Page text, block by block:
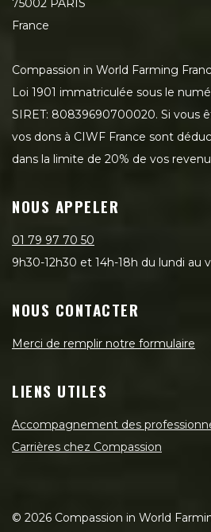
75002 PARIS
France
Compassion in World Farming
Loi 1901 immatriculée sous le
SIRET: 80839690700020. Si vous
vos dons à CIWF France sont
dans la limite de 20% de vos
NOUS APPELER
01 79 97 70 50
9h30-12h30 et 14h-18h du lundi au
NOUS CONTACTER
Merci de remplir notre formulaire
LIENS UTILES
Accompagnement des
Carrières chez Compassion
© 2026 Compassion in World